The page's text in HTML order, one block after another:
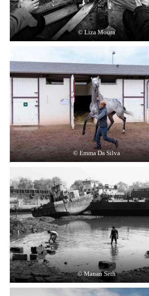
© Liza Moura
© Emma Da Silva
© Manan Seth